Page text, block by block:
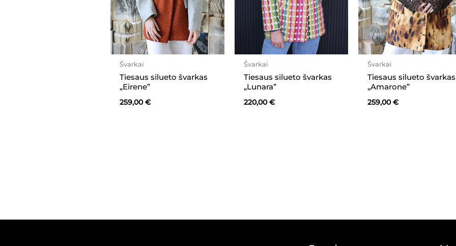
Švarkai
Tiesaus silueto švarkas
„Eirene”
259,00€
Švarkai
Tiesaus silueto švarkas
„Lunara”
220,00€
Švarkai
Tiesaus silueto švarkas
„Amarone”
259,00€